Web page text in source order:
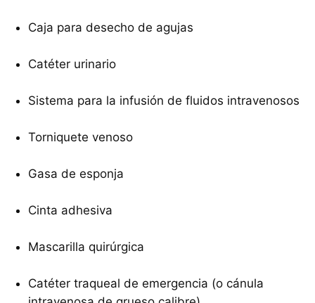
Caja para desecho de agujas
Catéter urinario
Sistema para la infusión de fluidos intravenosos
Torniquete venoso
Gasa de esponja
Cinta adhesiva
Mascarilla quirúrgica
Catéter traqueal de emergencia (o cánula